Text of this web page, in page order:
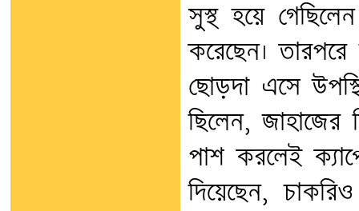
সুস্থ হয়ে
করেছেন।
ছোড়দা এসে
ছিলেন, জাহাজের
পাশ করলেই
দিয়েছেন,